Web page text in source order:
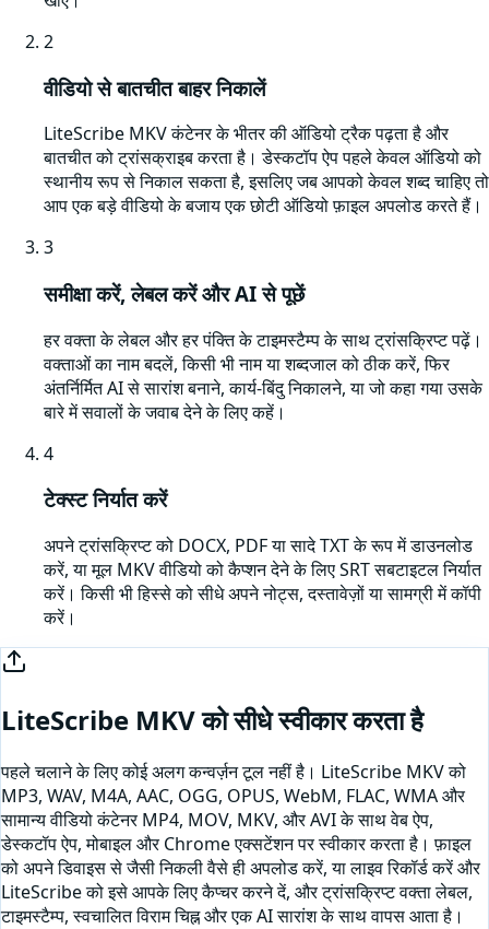
2
वीडियो से बातचीत बाहर निकालें
LiteScribe MKV कंटेनर के भीतर की ऑडियो ट्रैक पढ़ता है और
बातचीत को ट्रांसक्राइब करता है। डेस्कटॉप ऐप पहले केवल ऑडियो को
स्थानीय रूप से निकाल सकता है, इसलिए जब आपको केवल शब्द चाहिए तो
आप एक बड़े वीडियो के बजाय एक छोटी ऑडियो फ़ाइल अपलोड करते हैं।
3
समीक्षा करें, लेबल करें और AI से पूछें
हर वक्ता के लेबल और हर पंक्ति के टाइमस्टैम्प के साथ ट्रांसक्रिप्ट पढ़ें।
वक्ताओं का नाम बदलें, किसी भी नाम या शब्दजाल को ठीक करें, फिर
अंतर्निर्मित AI से सारांश बनाने, कार्य-बिंदु निकालने, या जो कहा गया उसके
बारे में सवालों के जवाब देने के लिए कहें।
4
टेक्स्ट निर्यात करें
अपने ट्रांसक्रिप्ट को DOCX, PDF या सादे TXT के रूप में डाउनलोड
करें, या मूल MKV वीडियो को कैप्शन देने के लिए SRT सबटाइटल निर्यात
करें। किसी भी हिस्से को सीधे अपने नोट्स, दस्तावेज़ों या सामग्री में कॉपी
करें।
LiteScribe MKVको सीधे स्वीकार करता है
पहले चलाने के लिए कोई अलग कन्वर्ज़न टूल नहीं है। LiteScribe MKVको
MP3, WAV, M4A, AAC, OGG, OPUS, WebM, FLAC, WMA और
सामान्य वीडियो कंटेनर MP4, MOV, MKV, और AVI के साथ वेब ऐप,
डेस्कटॉप ऐप, मोबाइल और Chrome एक्सटेंशन पर स्वीकार करता है। फ़ाइल
को अपने डिवाइस से जैसी निकली वैसे ही अपलोड करें, यालाइव रिकॉर्ड करें और
LiteScribe को इसे आपके लिए कैप्चर करने दें, और ट्रांसक्रिप्ट वक्ता लेबल,
टाइमस्टैम्प, स्वचालित विराम चिह्न और एक AI सारांश के साथ वापस आता है।